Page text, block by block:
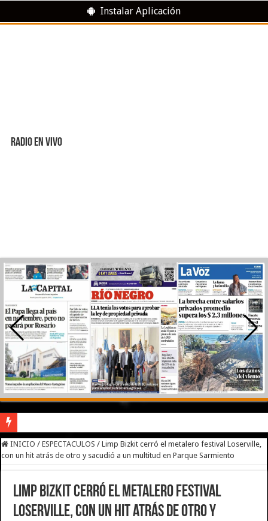
Instalar Aplicación
RADIO EN VIVO
River lo descartó y el pibe Jaime brilla en Peñarol de Montevideo: «¿Nos dieron
Flávio Bolsonaro culpó a Lula da Silva de la crisis con Argentina y a su
Franco Colapinto denunció que fue víctima de un robo en Italia: «Quién
INICIO / ESPECTACULOS / Limp Bizkit cerró el metalero festival Loserville,
con un hit atrás de otro y sacudió a un multitud en Parque Sarmiento
Limp Bizkit cerró el metalero festival
Loserville, con un hit atrás de otro y